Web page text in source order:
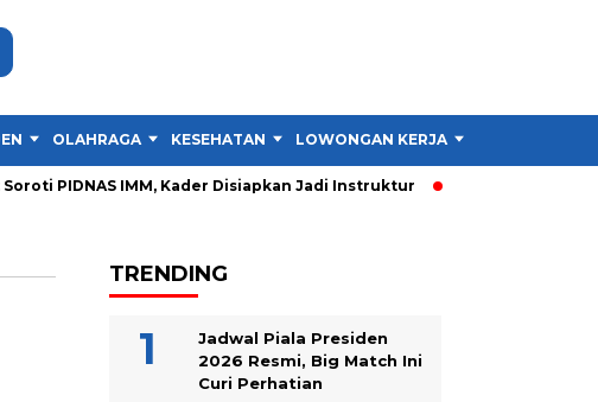
OLAHRAGA KESEHATAN LOWONGAN KERJA
PIDNAS IMM, Kader Disiapkan Jadi Instruktur
TRENDING
Jadwal Piala Presiden
2026 Resmi, Big Match Ini
Curi Perhatian